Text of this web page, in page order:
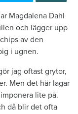
Magdalena Dahl
och lägger upp
av den
i ugnen.
jag oftast grytor,
Men det här lagar
lite på.
då blir det ofta